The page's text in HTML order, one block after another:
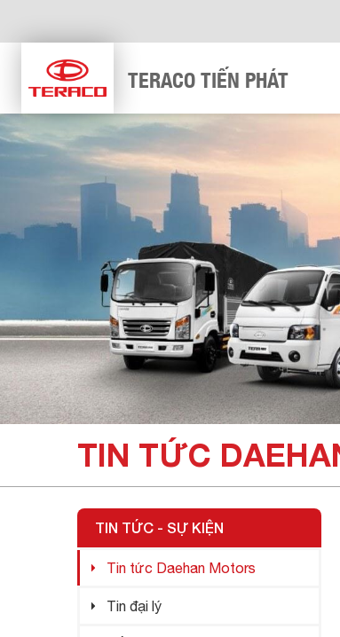
TERACO TIẾN PHÁT
TIN TỨC
TIN TỨC - SỰ KIỆN
Tin tức Daehan Motors
Tin đại lý